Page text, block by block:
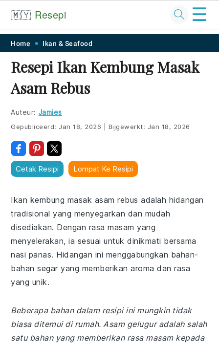
Skip
primary
navigation
Skip
main
content
Skip
primary
sidebar
Skip
footer
🇲🇾 Resepi ☰
Home Ikan & Seafood
Resepi Ikan Kembung Masak
Asam Rebus
Auteur: Jamies
Gepubliceerd: Jan 18, 2026 Bijgewerkt: Jan 18, 2026
Cetak Resipi Lompat Ke Resipi
Ikan kembung masak asam rebus adalah hidangan
tradisional yang menyegarkan dan mudah
disediakan. Dengan rasa masam yang
menyelerakan, ia sesuai untuk dinikmati bersama
nasi panas. Hidangan ini menggabungkan bahan-
bahan segar yang memberikan aroma dan rasa
yang unik.
Beberapa bahan dalam resipi ini mungkin tidak
biasa ditemui di rumah. Asam gelugur adalah salah
satu bahan yang memberikan rasa masam kepada